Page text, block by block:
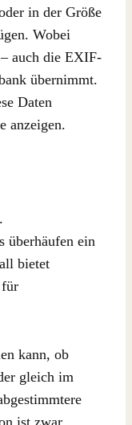
in der Größe
Wobei
auch die EXIF-
übernimmt.
Daten
anzeigen.
überhäufen ein
bietet
kann, ob
gleich im